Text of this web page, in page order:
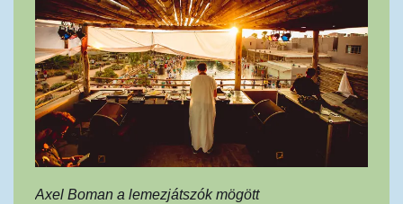
Axel Boman a lemezjátszók mögött